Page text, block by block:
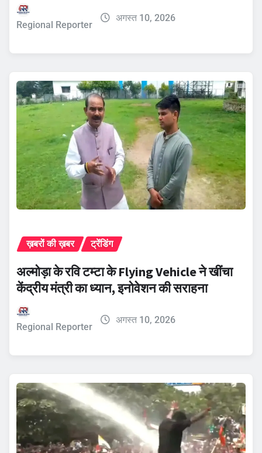
Regional Reporter
अगस्त 10, 2026
ख़बरों की ख़बर ट्रेंडिंग
अल्मोड़ा के रवि टम्टा के Flying Vehicle ने खींचा
केंद्रीय मंत्री का ध्यान, इनोवेशन की सराहना
Regional Reporter
अगस्त 10, 2026